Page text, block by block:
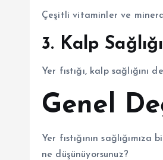
Çeşitli vitaminler ve
3. Kalp
Yer fıstığı, kalp
Genel
Yer fıstığının
ne düşünüyorsunuz?